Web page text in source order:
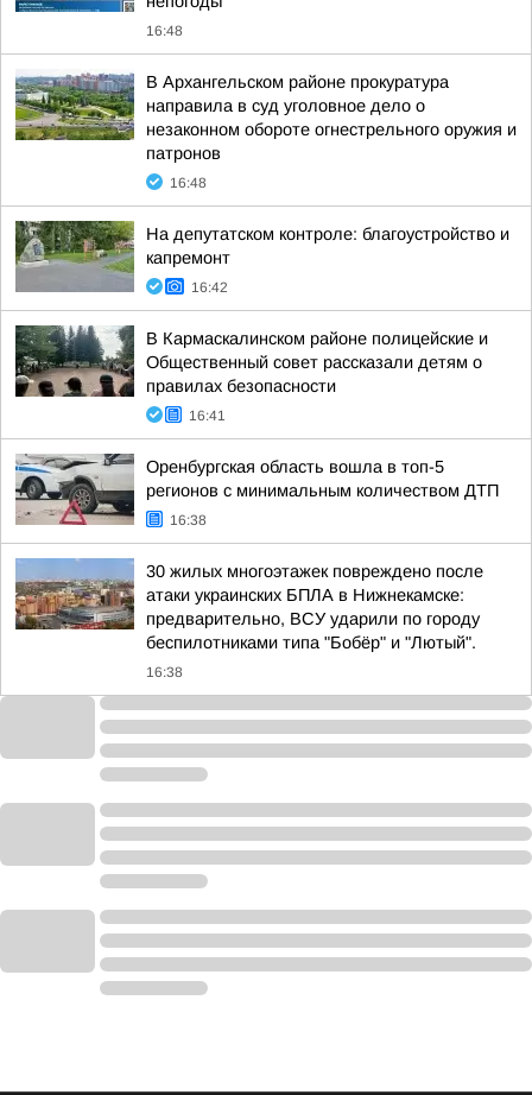
16:48
В Архангельском районе прокуратура
направила в суд уголовное дело о
незаконном обороте огнестрельного оружия и
патронов
16:48
На депутатском контроле: благоустройство и
капремонт
16:42
В Кармаскалинском районе полицейские и
Общественный совет рассказали детям о
правилах безопасности
16:41
Оренбургская область вошла в топ-5
регионов с минимальным количеством ДТП
16:38
30 жилых многоэтажек повреждено после
атаки украинских БПЛА в Нижнекамске:
предварительно, ВСУ ударили по городу
беспилотниками типа "Бобёр" и "Лютый".
16:38